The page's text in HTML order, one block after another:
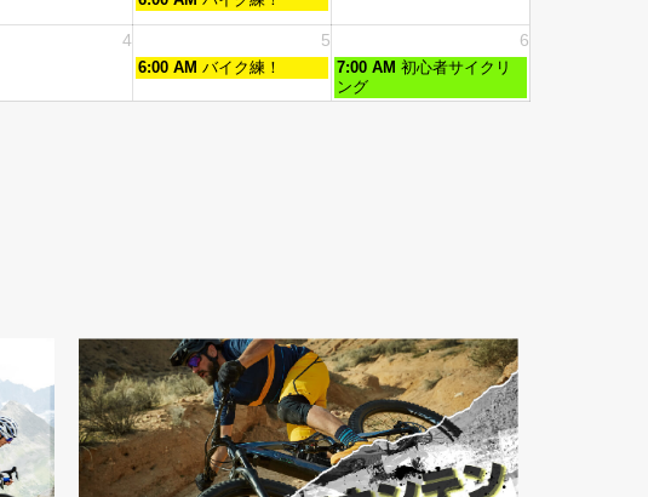
4 5 6
6:00 AM バイク練！ 7:00 AM 初心者サイクリ
ング